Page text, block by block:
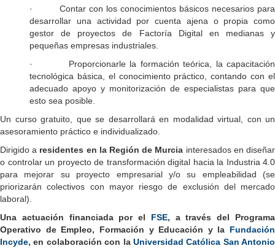
· Contar con los conocimientos básicos necesarios para
desarrollar una actividad por cuenta ajena o propia como
gestor de proyectos de Factoría Digital en medianas y
pequeñas empresas industriales.
· Proporcionarle la formación teórica, la capacitación
tecnológica básica, el conocimiento práctico, contando con el
adecuado apoyo y monitorización de especialistas para que
esto sea posible.
Un curso gratuito, que se desarrollará en modalidad virtual, con un
asesoramiento práctico e individualizado.
Dirigido a residentes en la Región de Murcia interesados en diseñar
o controlar un proyecto de transformación digital hacia la Industria 4.0
para mejorar su proyecto empresarial y/o su empleabilidad (se
priorizarán colectivos con mayor riesgo de exclusión del mercado
laboral).
Una actuación financiada por el FSE, a través del Programa
Operativo de Empleo, Formación y Educación y la Fundación
Incyde, en colaboración con la Universidad Católica San Antonio